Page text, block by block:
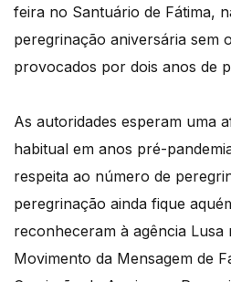
feira no Santuário de Fátima,
peregrinação aniversária sem
provocados por dois anos de
As autoridades esperam uma
habitual em anos pré-
respeita ao número de
peregrinação ainda fique
reconheceram à agência Lusa
Movimento da Mensagem de